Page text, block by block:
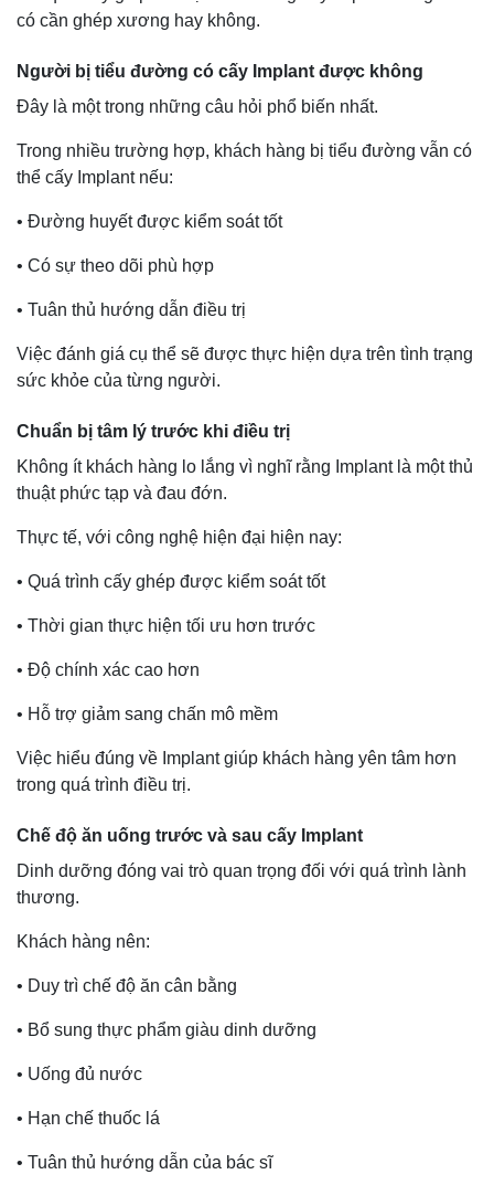
có cần ghép xương hay không.
Người bị tiểu đường có cấy Implant được không
Đây là một trong những câu hỏi phổ biến nhất.
Trong nhiều trường hợp, khách hàng bị tiểu đường vẫn có
thể cấy Implant nếu:
• Đường huyết được kiểm soát tốt
• Có sự theo dõi phù hợp
• Tuân thủ hướng dẫn điều trị
Việc đánh giá cụ thể sẽ được thực hiện dựa trên tình trạng
sức khỏe của từng người.
Chuẩn bị tâm lý trước khi điều trị
Không ít khách hàng lo lắng vì nghĩ rằng Implant là một thủ
thuật phức tạp và đau đớn.
Thực tế, với công nghệ hiện đại hiện nay:
• Quá trình cấy ghép được kiểm soát tốt
• Thời gian thực hiện tối ưu hơn trước
• Độ chính xác cao hơn
• Hỗ trợ giảm sang chấn mô mềm
Việc hiểu đúng về Implant giúp khách hàng yên tâm hơn
trong quá trình điều trị.
Chế độ ăn uống trước và sau cấy Implant
Dinh dưỡng đóng vai trò quan trọng đối với quá trình lành
thương.
Khách hàng nên:
• Duy trì chế độ ăn cân bằng
• Bổ sung thực phẩm giàu dinh dưỡng
• Uống đủ nước
• Hạn chế thuốc lá
• Tuân thủ hướng dẫn của bác sĩ